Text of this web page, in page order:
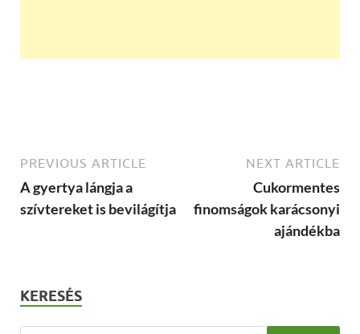
PREVIOUS ARTICLE
A gyertya lángja a
szívtereket is bevilágítja
NEXT ARTICLE
Cukormentes
finomságok karácsonyi
ajándékba
KERESÉS